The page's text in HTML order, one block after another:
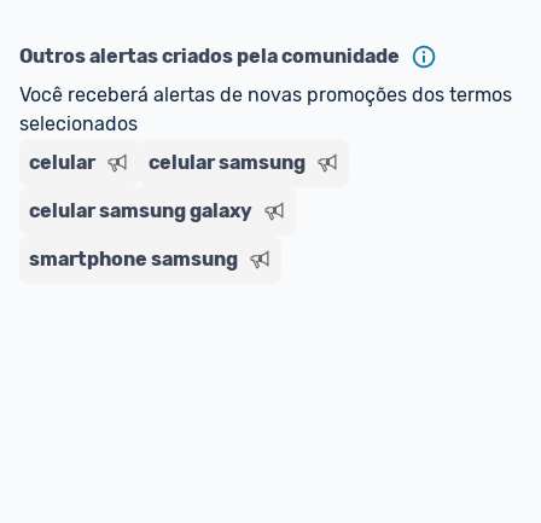
Outros alertas criados pela comunidade
Você receberá alertas de novas promoções dos termos
selecionados
celular
celular samsung
celular samsung galaxy
smartphone samsung